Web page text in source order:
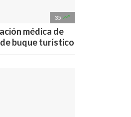
35 
médica de
buque turístico